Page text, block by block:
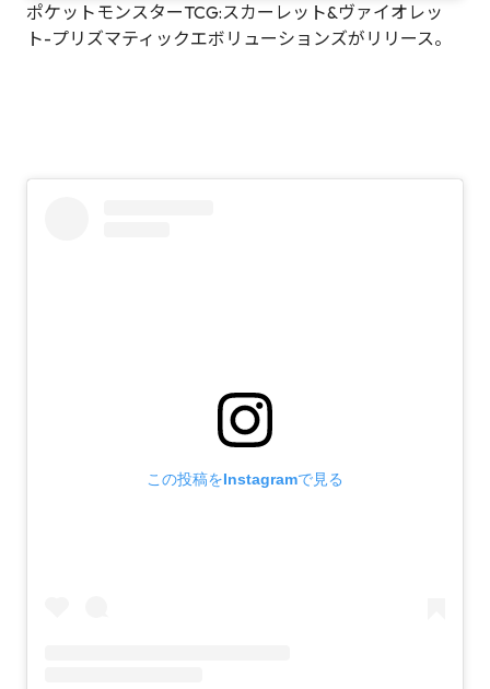
ポケットモンスターTCG:スカーレット&ヴァイオレッ
ト-プリズマティックエボリューションズがリリース。
この投稿をInstagramで見る